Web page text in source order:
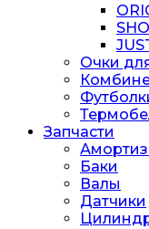
Очки
Запчасти
Баки
Валы
Датчики